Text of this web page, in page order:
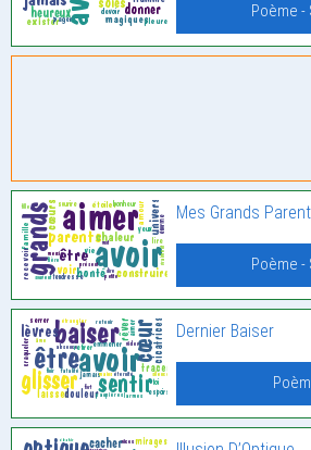
Poème -
Mes Grands
Poème -
Dernier Baiser